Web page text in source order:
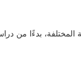
بدءًا من